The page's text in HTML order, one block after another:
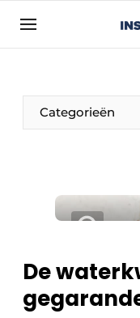
Aanmelden
Bedrijven
Contact
Installatie &
Meest
Nieuwsbrief
Categorieën
De